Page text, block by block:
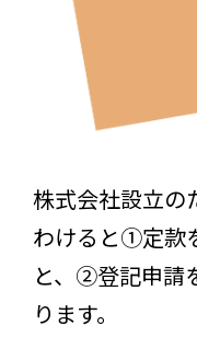
株式会社設立の
わけると①定款
と、②登記申請
ります。